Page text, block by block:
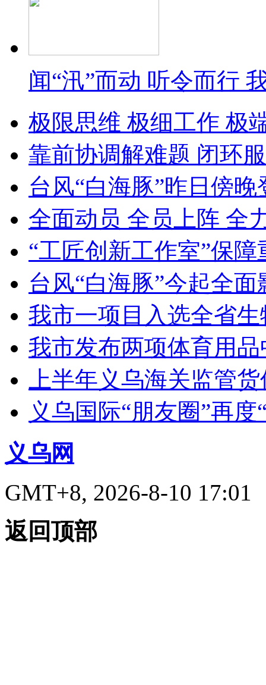
闻“汛”而动 听令而行
极限思维 极细工作 极
靠前协调解难题 闭环
台风“白海豚”昨日傍
全面动员 全员上阵 全
“工匠创新工作室”保
台风“白海豚”今起全面
我市一项目入选全省
我市发布两项体育用
上半年义乌海关监管
义乌国际“朋友圈”再度
义乌网
GMT+8, 2026-8-10 17:01
返回顶部